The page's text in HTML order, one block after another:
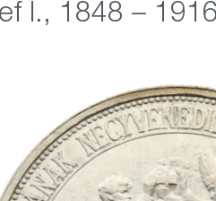
I., 1848 – 1916